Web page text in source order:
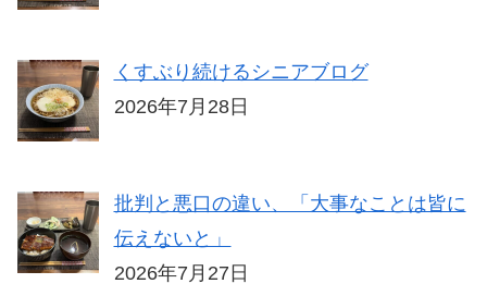
くすぶり続けるシニアブログ
2026年7月28日
批判と悪口の違い、「大事なことは皆に
伝えないと」
2026年7月27日